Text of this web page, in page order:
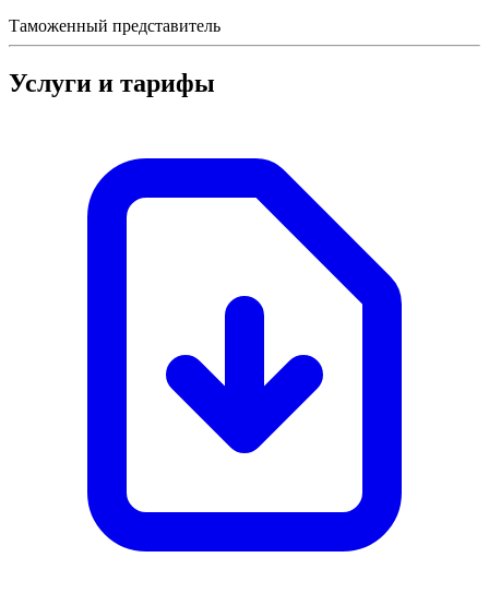
Таможенный представитель
Услуги и тарифы